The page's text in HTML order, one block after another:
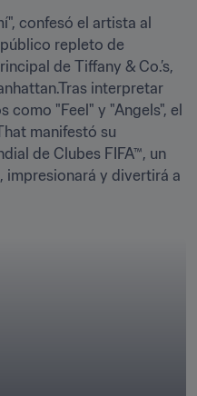
confesó el artista al
repleto de
de Tiffany & Co.’s,
interpretar
como "Feel" y "Angels", el
manifestó su
de Clubes FIFA™, un
impresionará y divertirá a